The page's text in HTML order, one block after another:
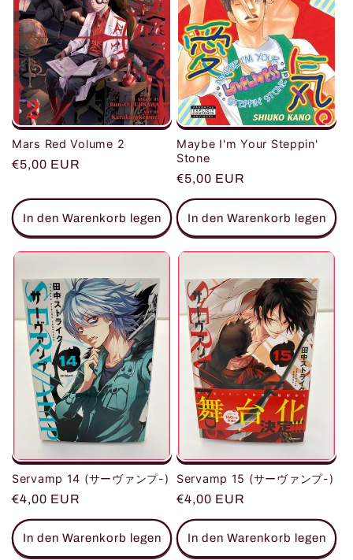
Mars Red Volume 2
Normaler
€5,00 EUR
In den Warenkorb legen
Maybe I'm Your Steppin'
Stone
Normaler
Preis
€5,00 EUR
In den Warenkorb legen
Servamp 14 (サーヴァンプ-)
Normaler
Preis
€4,00 EUR
In den Warenkorb legen
Servamp 15 (サーヴァンプ-)
Normaler
Preis
€4,00 EUR
In den Warenkorb legen